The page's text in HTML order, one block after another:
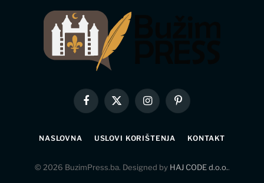
Facebook
X
(Twitter)
InstagramPinterest
NASLOVNA USLOVI KORIŠTENJA KONTAKT
© 2026 BuzimPress.ba. Designed by HAJ CODE d.o.o..